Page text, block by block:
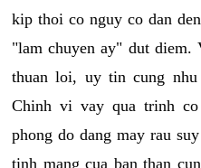
kip thoi co nguy co dan
"lam chuyen ay" dut
thuan loi, uy tin cung
Chinh vi vay qua trinh
phong do dang may rau
tinh mang cua ban than